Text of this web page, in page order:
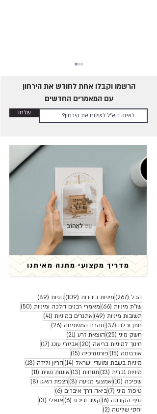
איך ליצור ניסים בבית?
הרשמו וקבלו אחת לחודש את הירחון
עם המאמרים החדשים
שלחו
מדריך מקצועי מתנה מאיתנו
הכל (267) 267 פוסטים
מיניות ביהדות (109) 109 פוסטים
זוגיות (89)
89 פוסטים
שו"ת מיניות (66) 66 פוסטים
מאמרי רבנים הלכה ומיניות (50)
50 פוסטים
תשובות מיניות (49) 49 פוסטים
אתגרים במיניות (41)
41 פוסטים
חתן וכלה (37) 37 פוסטים
טהרת המשפחה (26)
26 פוסטים
חשק מיני (25) 25 פוסטים
הוצאת זרע (21)
21 פוסטים
חינוך למיניות בריאה (20) 20 פוסטים
אביזרי עונג (17)
17 פוסטים
אורגזמה (15) 15 פוסטיםפורנוגרפיה (15)
15 פוסטים
מיניות בשבת ומועדי ישראל (14) 14 פוסטיםהריון ולידה (13)
13 פוסטים
מיניות גברית (13) 13 פוסטיםתנוחות (13) 13 פוסטיםאוננות נשית (11)
11 פוסטים
שפיכה (10) 10 פוסטיםאמצעי מניעה (8) 8 פוסטיםרצפת האגן (8)
8 פוסטים
טיפול מיני (7) 7 פוסטיםביאה דרך איברים (6)
6 פוסטים
נגיף הקורונה (6) 6 פוסטיםקשב וריכוז (6) 6 פוסטיםאנאלי (3)
3 פוסטים
יחסי שליטה (2) 2 פוסטים